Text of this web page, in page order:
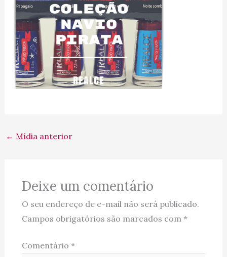
← Mídia anterior
Deixe um comentário
O seu endereço de e-mail não será publicado.
Campos obrigatórios são marcados com *
Comentário *